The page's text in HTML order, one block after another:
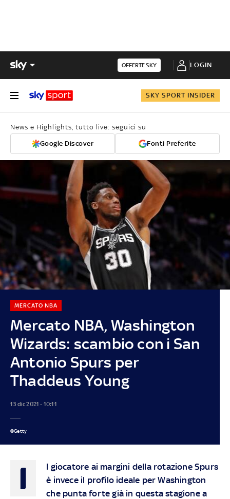
OFFERTE SKY LOGIN
SKY SPORT INSIDER
News e Highlights, tutto live: seguici su
Google Discover Fonti Preferite
Mercato NBA, Washington
Wizards: scambio con i San
Antonio Spurs per
Thaddeus Young
MERCATO NBA
13 dic 2021 - 10:11
©Getty
I
l giocatore ai margini della rotazione Spurs
è invece il profilo ideale per Washington
che punta forte già in questa stagione a